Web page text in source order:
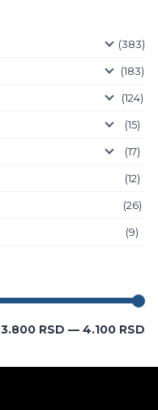
(383)
(183)
(124)
(15)
(17)
(12)
(26)
(9)
3.800 RSD — 4.100 RSD